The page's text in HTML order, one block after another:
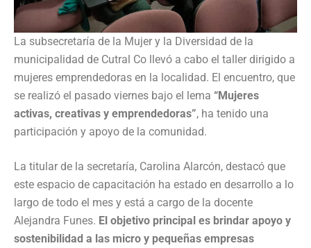
La subsecretaría de la Mujer y la Diversidad de la
municipalidad de Cutral Co llevó a cabo el taller dirigido a
mujeres emprendedoras en la localidad. El encuentro, que
se realizó el pasado viernes bajo el lema “Mujeres
activas, creativas y emprendedoras”, ha tenido una
participación y apoyo de la comunidad.
La titular de la secretaría, Carolina Alarcón, destacó que
este espacio de capacitación ha estado en desarrollo a lo
largo de todo el mes y está a cargo de la docente
Alejandra Funes. El objetivo principal es brindar apoyo y
sostenibilidad a las micro y pequeñas empresas